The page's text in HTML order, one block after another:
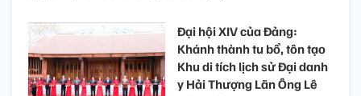
Đại hội XIV của Đảng:
Khánh thành tu bổ, tôn tạo
Khu di tích lịch sử Đại danh
y Hải Thượng Lãn Ông Lê